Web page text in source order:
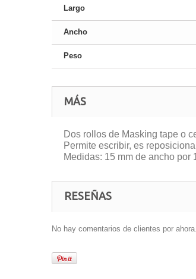
Largo
Ancho
Peso
MÁS
Dos rollos de Masking tape o
Permite escribir, es
Medidas: 15 mm de ancho por
RESEÑAS
No hay comentarios de clientes por ahora.